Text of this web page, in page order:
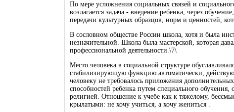
По мере усложнения социальных связей и
возлагается задача - введение ребенка, через
передачи культурных образцов, норм и ценностей,
В сословном обществе России школа, хотя и была
незначительной. Школа была мастерской, которая
профессиональной деятельности.\7\
Место человека в социальной структуре
стабилизирующую функцию автоматически,
человеку не требовалось приложения
способностей ребенка путем специального
религией. Отношение к учебе как к тяжелому,
крылатыми: не хочу учиться, а хочу жениться .